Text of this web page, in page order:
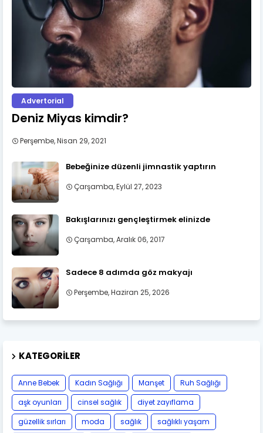
Advertorial
Deniz Miyas kimdir?
Perşembe, Nisan 29, 2021
Bebeğinize düzenli jimnastik yaptırın
Çarşamba, Eylül 27, 2023
Bakışlarınızı gençleştirmek elinizde
Çarşamba, Aralık 06, 2017
Sadece 8 adımda göz makyajı
Perşembe, Haziran 25, 2026
KATEGORILER
Anne Bebek Kadın Sağlığı Manşet
Ruh Sağlığı
aşk oyunları
cinsel sağlık
diyet zayıflama
güzellik sırları
moda sağlık
sağlıklı yaşam